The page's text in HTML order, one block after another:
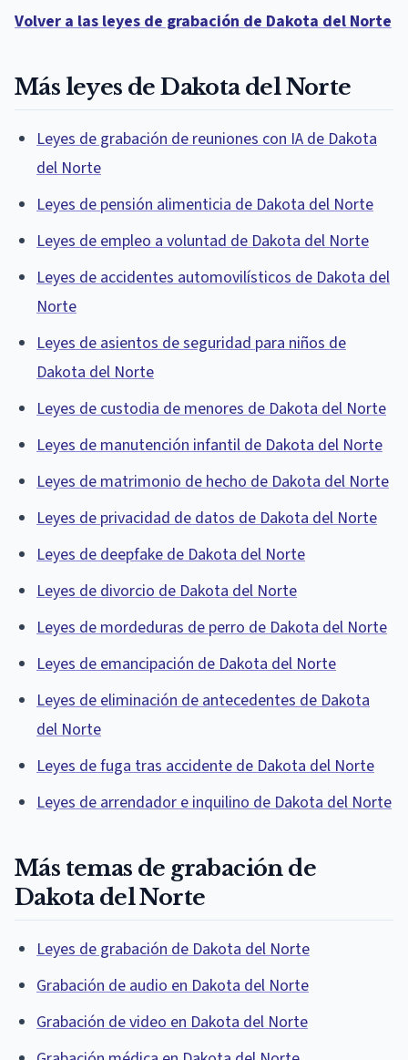
Volver a las leyes de grabación de Dakota del Norte
Más leyes de Dakota del Norte
Leyes de grabación de reuniones con IA de Dakota
del Norte
Leyes de pensión alimenticia de Dakota del Norte
Leyes de empleo a voluntad de Dakota del Norte
Leyes de accidentes automovilísticos de Dakota del
Norte
Leyes de asientos de seguridad para niños de
Dakota del Norte
Leyes de custodia de menores de Dakota del Norte
Leyes de manutención infantil de Dakota del Norte
Leyes de matrimonio de hecho de Dakota del Norte
Leyes de privacidad de datos de Dakota del Norte
Leyes de deepfake de Dakota del Norte
Leyes de divorcio de Dakota del Norte
Leyes de mordeduras de perro de Dakota del Norte
Leyes de emancipación de Dakota del Norte
Leyes de eliminación de antecedentes de Dakota
del Norte
Leyes de fuga tras accidente de Dakota del Norte
Leyes de arrendador e inquilino de Dakota del Norte
Más temas de grabación de
Dakota del Norte
Leyes de grabación de Dakota del Norte
Grabación de audio en Dakota del Norte
Grabación de video en Dakota del Norte